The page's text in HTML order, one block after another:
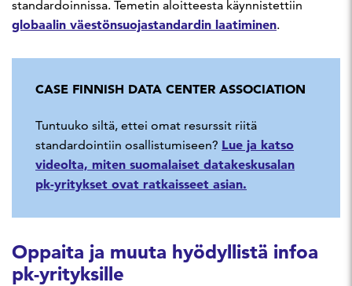
standardoinnissa. Temetin aloitteesta käynnistettiin
globaalin väestönsuojastandardin laatiminen.
CASE FINNISH DATA CENTER ASSOCIATION
Tuntuuko siltä, ettei omat resurssit riitä
standardointiin osallistumiseen? Lue ja katso
videolta, miten suomalaiset datakeskusalan
pk-yritykset ovat ratkaisseet asian.
Oppaita ja muuta hyödyllistä infoa
pk-yrityksille